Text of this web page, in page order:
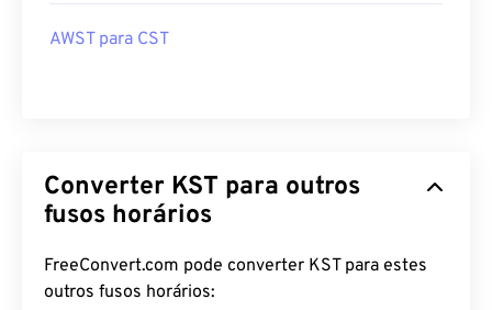
AWST para CST
Converter KST para outros
fusos horários
FreeConvert.com pode converter KST para estes
outros fusos horários: